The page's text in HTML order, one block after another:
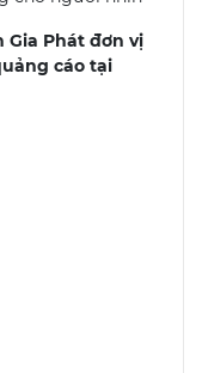
Gia Phát đơn vị
cáo tại